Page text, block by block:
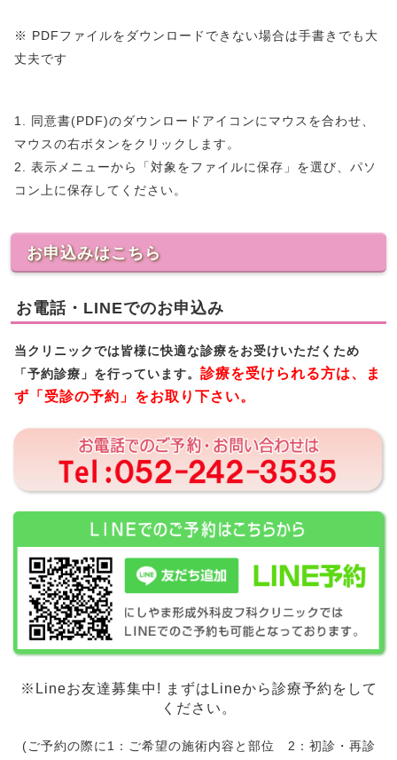
※ PDFファイルをダウンロードできない場合は手書きでも大
丈夫です
1. 同意書(PDF)のダウンロードアイコンにマウスを合わせ、
マウスの右ボタンをクリックします。
2. 表示メニューから「対象をファイルに保存」を選び、パソ
コン上に保存してください。
お申込みはこちら
お電話・LINEでのお申込み
当クリニックでは皆様に快適な診療をお受けいただくため
「予約診療」を行っています。 診療を受けられる方は、ま
ず「受診の予約」をお取り下さい。
※Lineお友達募集中! まずはLineから診療予約をして
ください。
(ご予約の際に1：ご希望の施術内容と部位 2：初診・再診